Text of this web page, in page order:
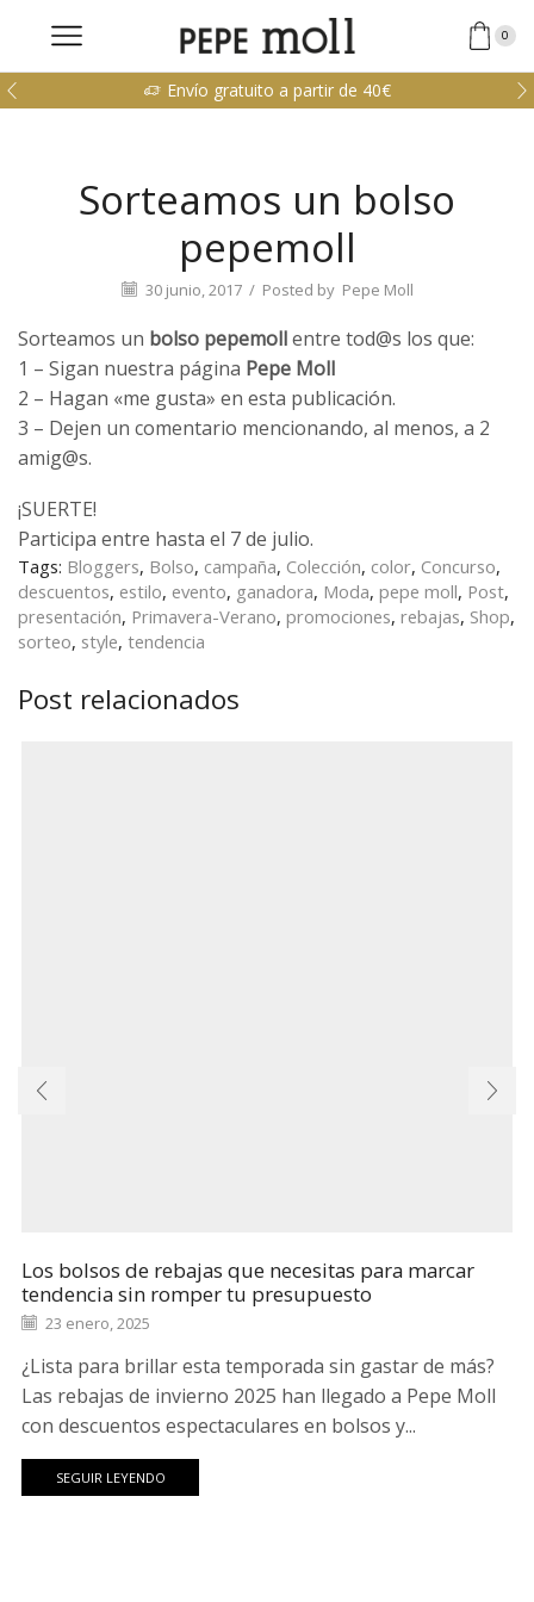
0
Envío gratuito a partir de 40€
Sorteamos un bolso
pepemoll
30 junio, 2017 / Posted by Pepe Moll
Sorteamos un bolso pepemollentre tod@s los que:
1 – Sigan nuestra página Pepe Moll
2 – Hagan «me gusta» en esta publicación.
3 – Dejen un comentario mencionando, al menos, a 2
amig@s.
¡SUERTE!
Participa entre hasta el 7 de julio.
Tags: Bloggers, Bolso, campaña, Colección, color, Concurso,
descuentos, estilo, evento, ganadora, Moda, pepe moll, Post,
presentación, Primavera-Verano, promociones, rebajas, Shop,
sorteo, style, tendencia
Post relacionados
Los bolsos de rebajas que necesitas para marcar
tendencia sin romper tu presupuesto
23 enero, 2025
¿Lista para brillar esta temporada sin gastar de más?
Las rebajas de invierno 2025 han llegado a Pepe Moll
con descuentos espectaculares en bolsos y...
SEGUIR LEYENDO